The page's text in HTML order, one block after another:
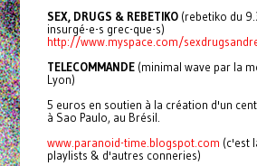
SEX, DRUGS & REBETIKO(rebetiko du
insurgé-e-s grec-que-s)
http://www.myspace.com/
TELECOMMANDE(minimal wave par la
Lyon)
5 euros en soutien à la création d'un
à Sao Paulo, au Brésil.
www.paranoid-time.blogspot.com (c'est
playlists & d'autres conneries)